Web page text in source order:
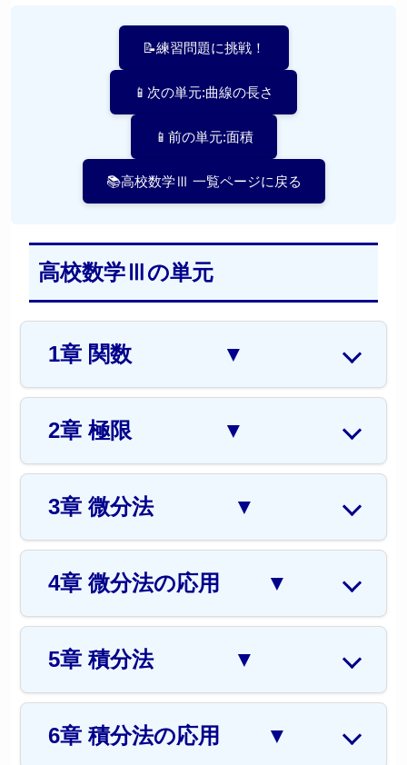
📝練習問題に挑戦！
📱次の単元:曲線の長さ
📱前の単元:面積
📚高校数学Ⅲ 一覧ページに戻る
高校数学Ⅲの単元
1章 関数 ▼
2章 極限 ▼
3章 微分法 ▼
4章 微分法の応用 ▼
5章 積分法 ▼
6章 積分法の応用 ▼